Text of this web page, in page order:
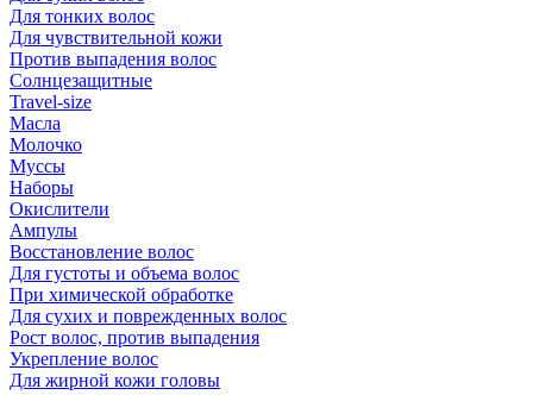
Для тонких волос
Для чувствительной кожи
Против выпадения волос
Солнцезащитные
Travel-size
Масла
Молочко
Муссы
Наборы
Окислители
Ампулы
Восстановление волос
Для густоты и объема волос
При химической обработке
Для сухих и поврежденных волос
Рост волос, против выпадения
Укрепление волос
Для жирной кожи головы